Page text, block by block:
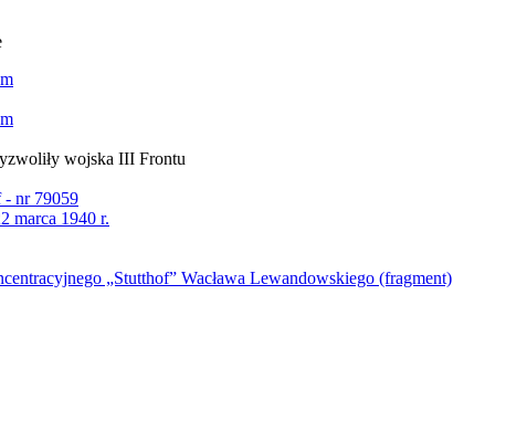
wojska III Frontu
- nr 79059
marca 1940 r.
„Stutthof” Wacława Lewandowskiego (fragment)